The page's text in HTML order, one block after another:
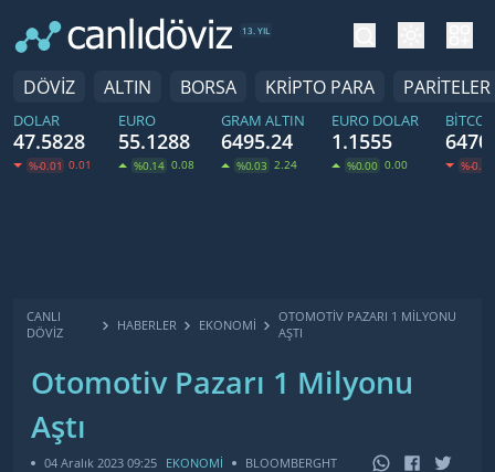
13. YIL
DÖVİZ ALTIN BORSA KRİPTO PARA PARİTELER
DOLAR
47.5828
%-0.01 0.01
EURO
55.1288
%0.14 0.08
GRAM ALTIN
6495.24
%0.03 2.24
EURO DOLAR
1.1555
%0.00 0.00 %-0.23
CANLI
DÖVİZ
HABERLER EKONOMI
OTOMOTIV PAZARI 1 MILYONU
AŞTI
Otomotiv Pazarı 1 Milyonu
Aştı
04 Aralık 2023 09:25 EKONOMİ BLOOMBERGHT